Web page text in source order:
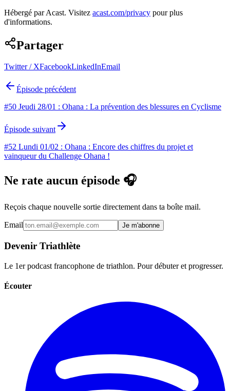
Hébergé par Acast. Visitez acast.com/privacy pour plus
d'informations.
Partager
Twitter / XFacebookLinkedInEmail
Épisode précédent
#50 Jeudi 28/01 : Ohana : La prévention des blessures en Cyclisme
Épisode suivant
#52 Lundi 01/02 : Ohana : Encore des chiffres du projet et
vainqueur du Challenge Ohana !
Ne rate aucun épisode 🎧
Reçois chaque nouvelle sortie directement dans ta boîte mail.
Email Je m'abonne
Devenir Triathlète
Le 1er podcast francophone de triathlon. Pour débuter et progresser.
Écouter